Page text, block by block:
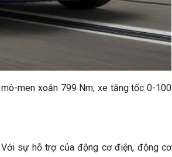
men xoắn 799 Nm, xe tăng tốc 0-100
sự hỗ trợ của động cơ điện, động cơ